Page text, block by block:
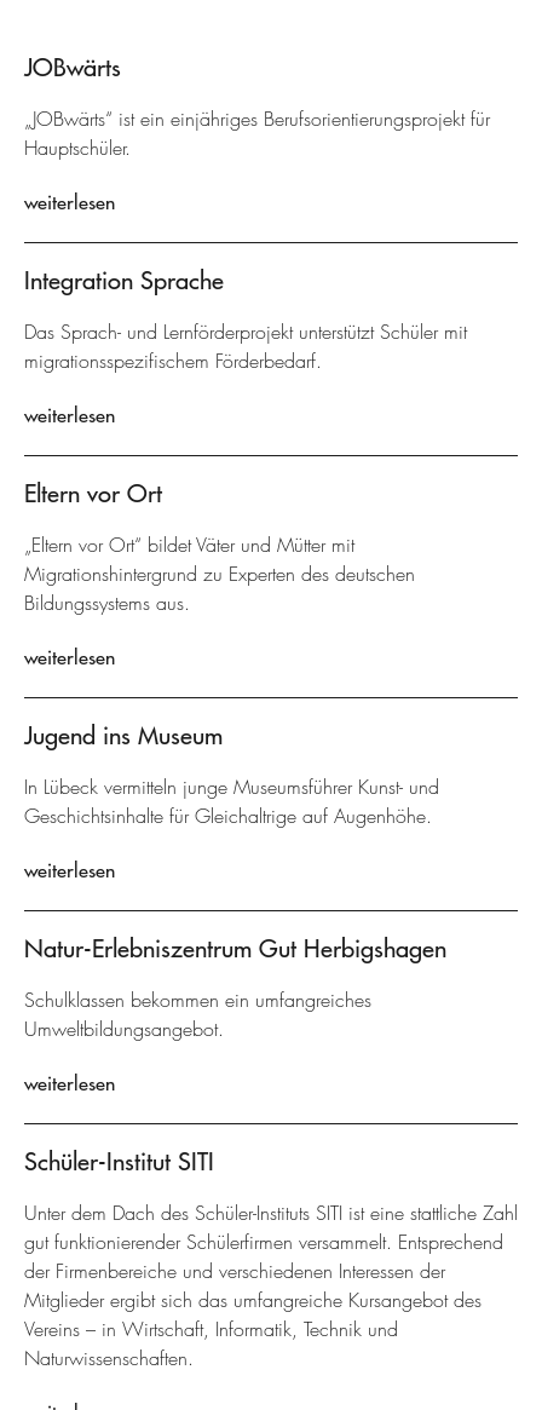
JOBwärts
„JOBwärts“ ist ein einjähriges Berufsorientierungsprojekt für
Hauptschüler.
weiterlesen
Integration Sprache
Das Sprach- und Lernförderprojekt unterstützt Schüler mit
migrationsspezifischem Förderbedarf.
weiterlesen
Eltern vor Ort
„Eltern vor Ort“ bildet Väter und Mütter mit
Migrationshintergrund zu Experten des deutschen
Bildungssystems aus.
weiterlesen
Jugend ins Museum
In Lübeck vermitteln junge Museumsführer Kunst- und
Geschichtsinhalte für Gleichaltrige auf Augenhöhe.
weiterlesen
Natur-Erlebniszentrum Gut Herbigshagen
Schulklassen bekommen ein umfangreiches
Umweltbildungsangebot.
weiterlesen
Schüler-Institut SITI
Unter dem Dach des Schüler-Instituts SITI ist eine stattliche Zahl
gut funktionierender Schülerfirmen versammelt. Entsprechend
der Firmenbereiche und verschiedenen Interessen der
Mitglieder ergibt sich das umfangreiche Kursangebot des
Vereins – in Wirtschaft, Informatik, Technik und
Naturwissenschaften.